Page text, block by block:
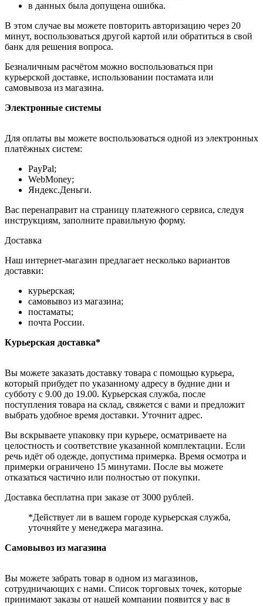
в данных была допущена ошибка.
В этом случае вы можете повторить авторизацию через 20
минут, воспользоваться другой картой или обратиться в свой
банк для решения вопроса.
Безналичным расчётом можно воспользоваться при
курьерской доставке, использовании постамата или
самовывоза из магазина.
Электронные системы
Для оплаты вы можете воспользоваться одной из электронных
платёжных систем:
PayPal;
WebMoney;
Яндекс.Деньги.
Вас перенаправит на страницу платежного сервиса, следуя
инструкциям, заполните правильную форму.
Доставка
Наш интернет-магазин предлагает несколько вариантов
доставки:
курьерская;
самовывоз из магазина;
постаматы;
почта России.
Курьерская доставка*
Вы можете заказать доставку товара с помощью курьера,
который прибудет по указанному адресу в будние дни и
субботу с 9.00 до 19.00. Курьерская служба, после
поступления товара на склад, свяжется с вами и предложит
выбрать удобное время доставки. Уточнит адрес.
Вы вскрываете упаковку при курьере, осматриваете на
целостность и соответствие указанной комплектации. Если
речь идёт об одежде, допустима примерка. Время осмотра и
примерки ограничено 15 минутами. После вы можете
отказаться частично или полностью от покупки.
Доставка бесплатна при заказе от 3000 рублей.
*Действует ли в вашем городе курьерская служба,
уточняйте у менеджера магазина.
Самовывоз из магазина
Вы можете забрать товар в одном из магазинов,
сотрудничающих с нами. Список торговых точек, которые
принимают заказы от нашей компании появится у вас в